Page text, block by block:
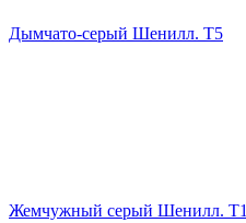
Дымчато-серый Шенилл. Т5
Жемчужный серый Шенилл. Т1